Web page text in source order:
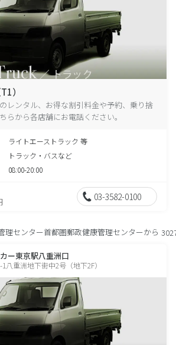
）
レンタル、お得な割引料金や予約、乗り捨
らから各店舗にお電話ください。
ライトエーストラック 等
トラック・バスなど
08:00-20:00
03-3582-0100
理センター首都圏郵政健康管理センターから
ー東京駅八重洲口
八重洲地下街中2号（地下2F）